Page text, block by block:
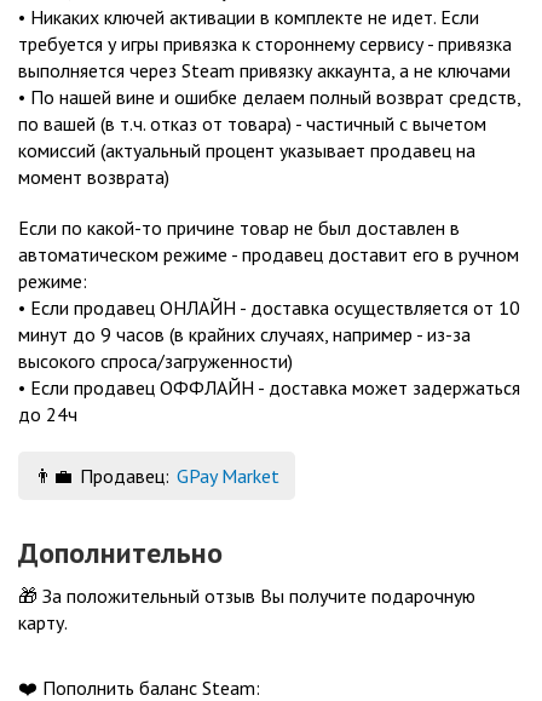
• Никаких ключей активации в комплекте не идет. Если
требуется у игры привязка к стороннему сервису - привязка
выполняется через Steam привязку аккаунта, а не ключами
• По нашей вине и ошибке делаем полный возврат средств,
по вашей (в т.ч. отказ от товара) - частичный с вычетом
комиссий (актуальный процент указывает продавец на
момент возврата)
Если по какой-то причине товар не был доставлен в
автоматическом режиме - продавец доставит его в ручном
режиме:
• Если продавец ОНЛАЙН - доставка осуществляется от 10
минут до 9 часов (в крайних случаях, например - из-за
высокого спроса/загруженности)
• Если продавец ОФФЛАЙН - доставка может задержаться
до 24ч
👨‍💼 Продавец: GPay Market
Дополнительно
🎁 За положительный отзыв Вы получите подарочную
карту.
❤️ Пополнить баланс Steam: